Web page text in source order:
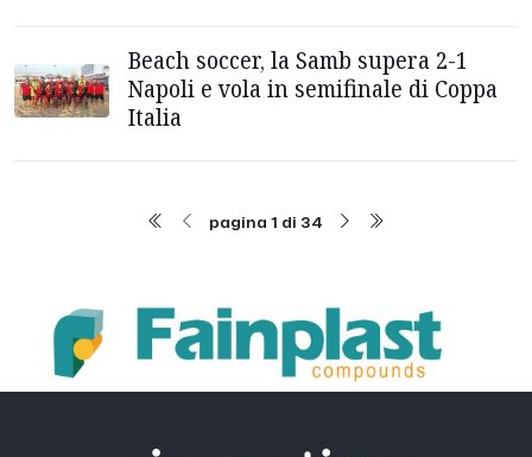
Beach soccer, la Samb supera 2-1
Napoli e vola in semifinale di Coppa
Italia
pagina 1 di 34